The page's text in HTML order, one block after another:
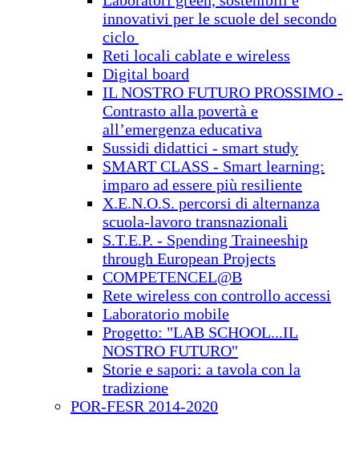
innovativi per le scuole del secondo
ciclo
Reti locali cablate e wireless
Digital board
IL NOSTRO FUTURO PROSSIMO -
Contrasto alla povertà e
all’emergenza educativa
Sussidi didattici - smart study
SMART CLASS - Smart learning:
imparo ad essere più resiliente
X.E.N.O.S. percorsi di alternanza
scuola-lavoro transnazionali
S.T.E.P. - Spending Traineeship
through European Projects
COMPETENCEL@B
Rete wireless con controllo accessi
Laboratorio mobile
Progetto: "LAB SCHOOL...IL
NOSTRO FUTURO"
Storie e sapori: a tavola con la
tradizione
POR-FESR 2014-2020